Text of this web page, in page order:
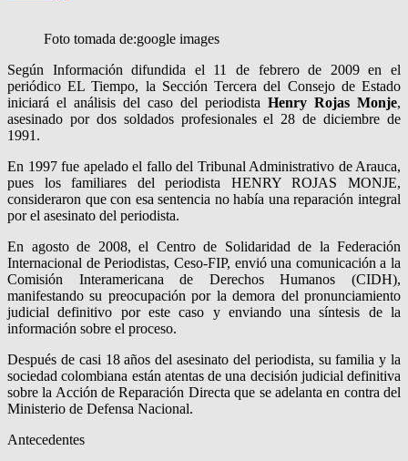
Foto tomada de:google images
Según Información difundida el 11 de febrero de 2009 en el
periódico EL Tiempo, la Sección Tercera del Consejo de Estado
iniciará el análisis del caso del periodista Henry Rojas Monje,
asesinado por dos soldados profesionales el 28 de diciembre de
1991.
En 1997 fue apelado el fallo del Tribunal Administrativo de Arauca,
pues los familiares del periodista HENRY ROJAS MONJE,
consideraron que con esa sentencia no había una reparación integral
por el asesinato del periodista.
En agosto de 2008, el Centro de Solidaridad de la Federación
Internacional de Periodistas, Ceso-FIP, envió una comunicación a la
Comisión Interamericana de Derechos Humanos (CIDH),
manifestando su preocupación por la demora del pronunciamiento
judicial definitivo por este caso y enviando una síntesis de la
información sobre el proceso.
Después de casi 18 años del asesinato del periodista, su familia y la
sociedad colombiana están atentas de una decisión judicial definitiva
sobre la Acción de Reparación Directa que se adelanta en contra del
Ministerio de Defensa Nacional.
Antecedentes